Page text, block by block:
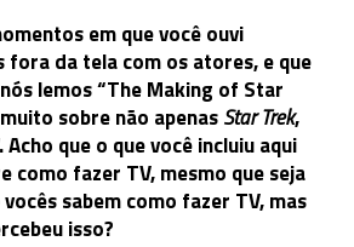
em que você ouvi
fora da tela com os atores, e que
lemos “The Making of Star
sobre não apenasStar Trek,
que o que você incluiu aqui
como fazer TV, mesmo que seja
sabem como fazer TV, mas
isso?